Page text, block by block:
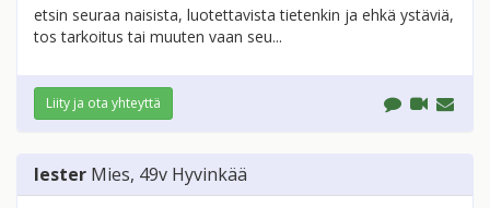
etsin seuraa naisista, luotettavista tietenkin ja ehkä ystäviä,
tos tarkoitus tai muuten vaan seu...
Liity ja ota yhteyttä
lester Mies, 49v Hyvinkää